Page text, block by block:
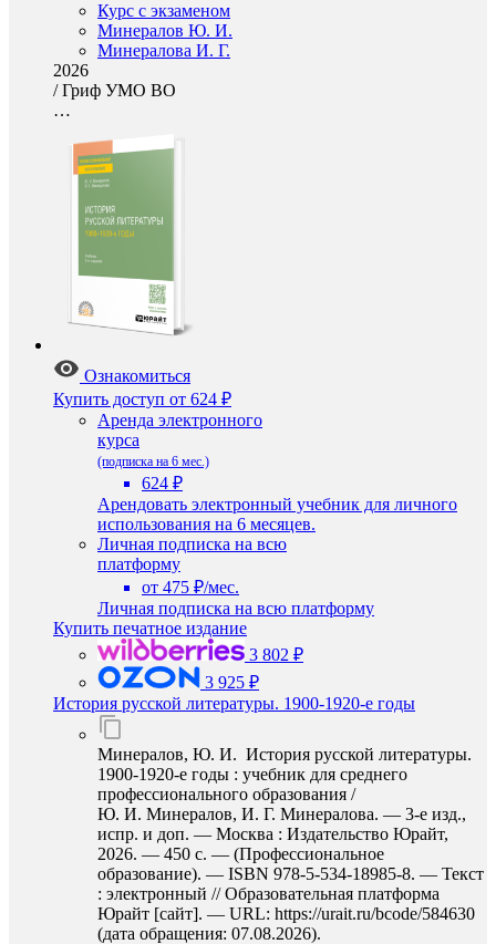
Курс с экзаменом
Минералов Ю. И.
Минералова И. Г.
2026
/Гриф УМО ВО
…
Ознакомиться
Купить доступ от 624 ₽
Аренда электронного
курса
(подписка на 6 мес.)
624 ₽
Арендовать электронный учебник для личного
использования на 6 месяцев.
Личная подписка на всю
платформу
от 475 ₽/мес.
Личная подписка на всю платформу
Купить печатное издание
3 802 ₽
3 925 ₽
История русской литературы. 1900-1920-е годы
Минералов, Ю. И. История русской литературы.
1900-1920-е годы : учебник для среднего
профессионального образования /
Ю. И. Минералов, И. Г. Минералова. — 3-е изд.,
испр. и доп. — Москва : Издательство Юрайт,
2026. — 450 с. — (Профессиональное
образование). — ISBN 978-5-534-18985-8. — Текст
: электронный // Образовательная платформа
Юрайт [сайт]. — URL: https://urait.ru/bcode/584630
(дата обращения: 07.08.2026).